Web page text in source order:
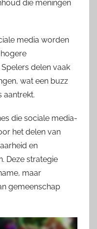
die meningen
media worden
delen vaak
wat een buzz
aantrekt.
die sociale media-
het delen van
en
Deze strategie
maar
gemeenschap